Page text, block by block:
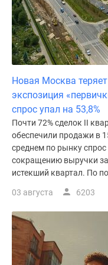
Новая Москва
экспозиция
спрос упал на 53,8%
Почти 72% сделок II
обеспечили продажи в
среднем по рынку спрос
сокращению выручки
истекший квартал. По
03 августа 6203